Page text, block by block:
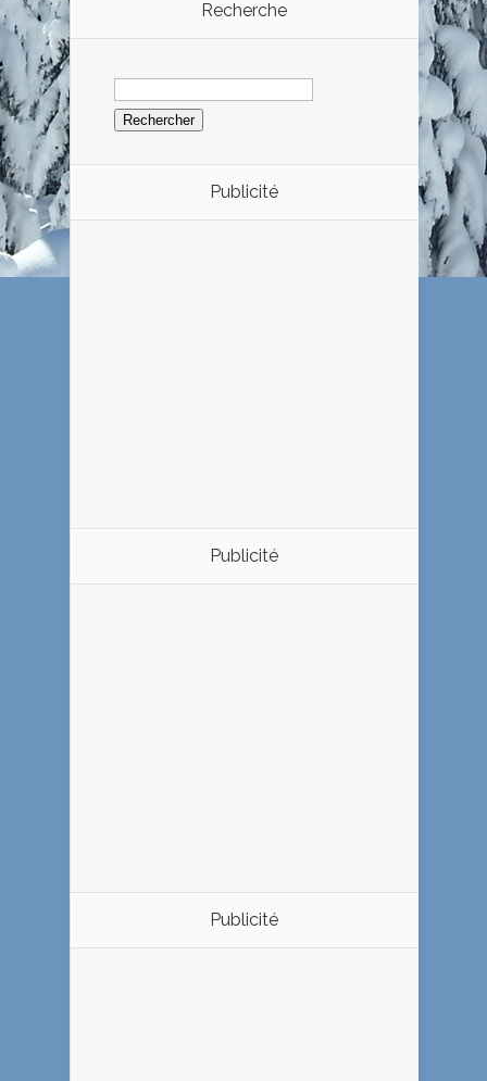
Recherche
Rechercher :
Publicité
Publicité
Publicité